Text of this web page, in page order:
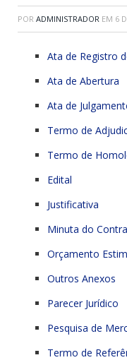
POR ADMINISTRADOR EM 6
Ata de Registro
Ata de Abertura
Ata de
Termo de
Termo de
Edital
Justificativa
Minuta do
Orçamento
Outros Anexos
Parecer Jurídico
Pesquisa de
Termo de